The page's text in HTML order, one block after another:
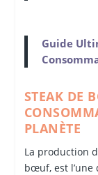
Guide
STEAK DE
PLANÈTE
La production
bœuf, est l’une